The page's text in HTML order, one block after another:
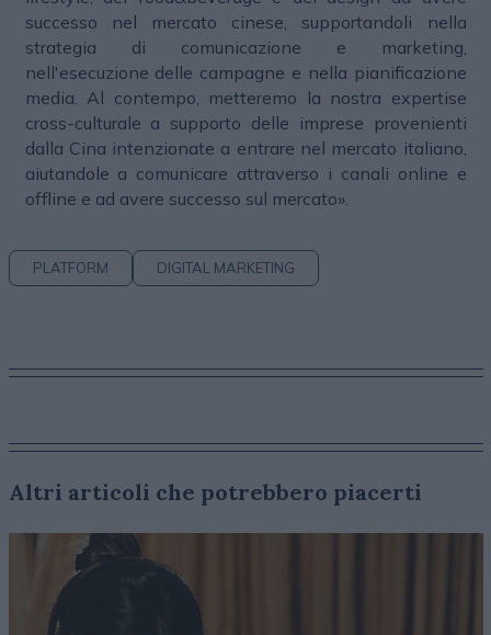
successo nel mercato cinese, supportandoli nella
strategia di comunicazione e marketing,
nell'esecuzione delle campagne e nella pianificazione
media. Al contempo, metteremo la nostra expertise
cross-culturale a supporto delle imprese provenienti
dalla Cina intenzionate a entrare nel mercato italiano,
aiutandole a comunicare attraverso i canali online e
offline e ad avere successo sul mercato».
PLATFORM DIGITAL MARKETING
Altri articoli che potrebbero piacerti